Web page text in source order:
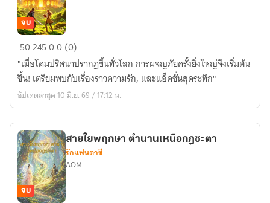
ผู้
พิทักษ์
โดม
พลังงาน
แห่ง
หวัง
จบ
5024500 (0)
"เมื่อโดมปริศนาปรากฏขึ้นทั่วโลก การผจญภัยครั้งยิ่งใหญ่จึงเริ่มต้น
ขึ้น! เตรียมพบกับเรื่องราวความรัก, และแอ็คชั่นสุดระทึก"
อัปเดตล่าสุด 10 มิ.ย. 69 / 17:12 น.
จบ
สายใยพฤกษา ตำนานเหนือกฎชะตา
รักแฟนตาซี
AOM